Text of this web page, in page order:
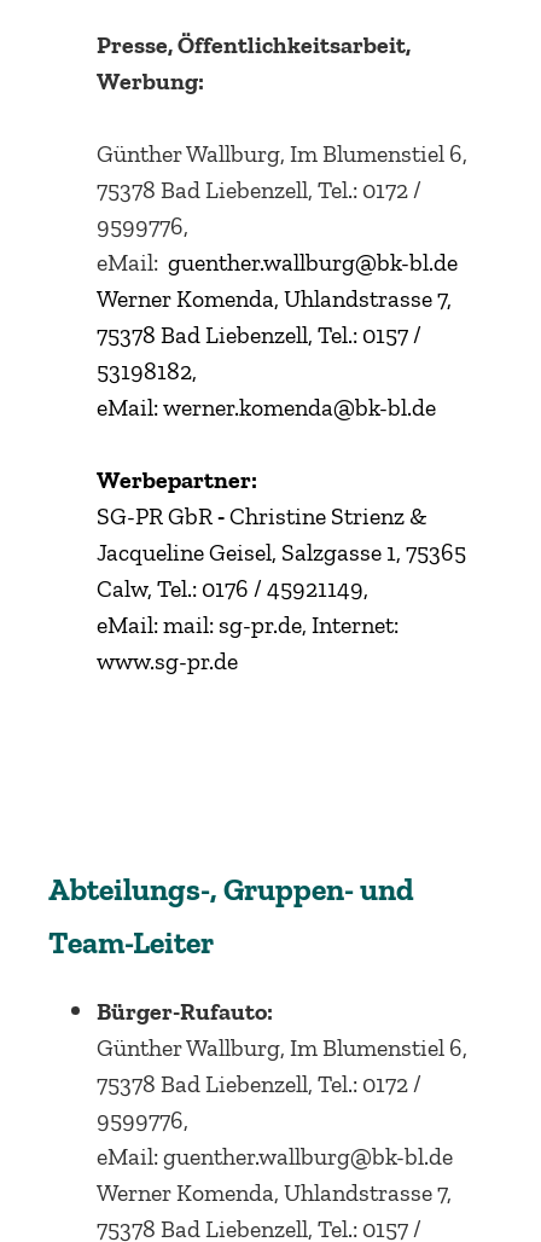
Presse, Öffentlichkeitsarbeit,
Werbung:
Günther Wallburg, Im Blumenstiel 6,
75378 Bad Liebenzell, Tel.: 0172 /
9599776,
eMail: guenther.wallburg@bk-bl.de
Werner Komenda, Uhlandstrasse 7,
75378 Bad Liebenzell, Tel.: 0157 /
53198182,
eMail: werner.komenda@bk-bl.de
Werbepartner:
SG-PR GbR-Christine Strienz &
Jacqueline Geisel, Salzgasse 1, 75365
Calw, Tel.: 0176 / 45921149,
eMail: mail: sg-pr.de, Internet:
www.sg-pr.de
Abteilungs-, Gruppen- und
Team-Leiter
Bürger-Rufauto:
Günther Wallburg, Im Blumenstiel 6,
75378 Bad Liebenzell, Tel.: 0172 /
9599776,
eMail: guenther.wallburg@bk-bl.de
Werner Komenda, Uhlandstrasse 7,
75378 Bad Liebenzell, Tel.: 0157 /